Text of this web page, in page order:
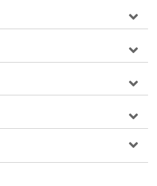
燈報導了全台灣乃至緬甸、越
又一個生命動人的奮鬥、為弱
愛滋孤兒給了他人生目標/製作
/他從「背光」再次「迎光」/
歷經生命的橫逆/卻能發自內心
絕對是值得詠歎的！他自己在這
事中/往往淚眼婆娑/因為他看
的光/在黑暗的世道中閃耀著。